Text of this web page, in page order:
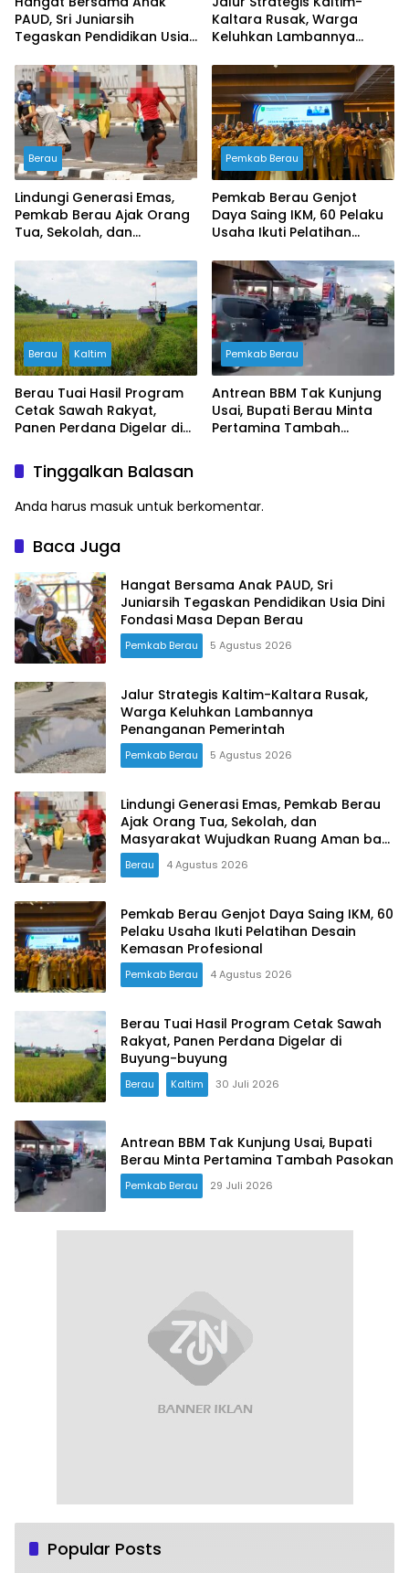
PAUD, Sri Juniarsih
Tegaskan Pendidikan Usia
Berau
Kaltara Rusak, Warga
Keluhkan Lambannya
Berau
Lindungi Generasi Emas,
Pemkab Berau Ajak Orang
Tua, Sekolah, dan
Ruang Aman bagi Anak
Pemkab Berau
Pemkab Berau Genjot
Daya Saing IKM, 60 Pelaku
Usaha Ikuti Pelatihan
Profesional
Berau Kaltim
Berau Tuai Hasil Program
Cetak Sawah Rakyat,
Panen Perdana Digelar di
Pemkab Berau
Antrean BBM Tak Kunjung
Usai, Bupati Berau Minta
Pertamina Tambah
Tinggalkan Balasan
Anda harus masuk untuk berkomentar.
Baca Juga
Hangat Bersama Anak PAUD, Sri
Juniarsih Tegaskan Pendidikan Usia Dini
Fondasi Masa Depan Berau
Pemkab Berau 5 Agustus 2026
Jalur Strategis Kaltim-Kaltara Rusak,
Warga Keluhkan Lambannya
Penanganan Pemerintah
Pemkab Berau 5 Agustus 2026
Lindungi Generasi Emas, Pemkab Berau
Ajak Orang Tua, Sekolah, dan
Masyarakat Wujudkan Ruang Aman bagi
Anak
Berau 4 Agustus 2026
Pemkab Berau Genjot Daya Saing IKM, 60
Pelaku Usaha Ikuti Pelatihan Desain
Kemasan Profesional
Pemkab Berau 4 Agustus 2026
Berau Tuai Hasil Program Cetak Sawah
Rakyat, Panen Perdana Digelar di
Buyung-buyung
Berau Kaltim 30 Juli 2026
Antrean BBM Tak Kunjung Usai, Bupati
Berau Minta Pertamina Tambah Pasokan
Pemkab Berau 29 Juli 2026
Popular Posts